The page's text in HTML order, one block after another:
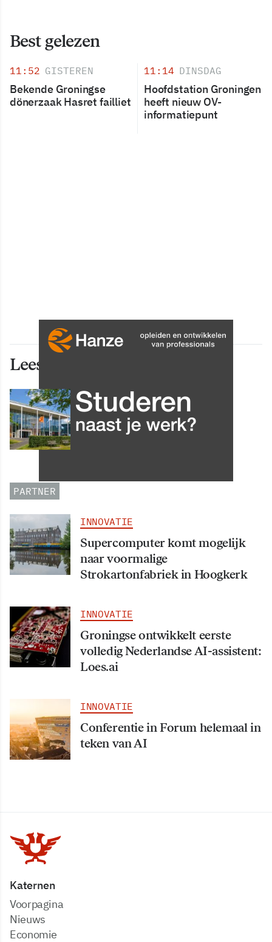
Best gelezen
11:52 GISTEREN
Bekende Groningse
dönerzaak Hasret failliet
11:14 DINSDAG
Hoofdstation Groningen
heeft nieuw OV-
informatiepunt
Lees ook deze artikelen
INNOVATIE
Grip op data en informatie:
Leergang Data en
PARTNER
INNOVATIE
Supercomputer komt mogelijk
naar voormalige
Strokartonfabriek in Hoogkerk
INNOVATIE
Groningse ontwikkelt eerste
volledig Nederlandse AI-assistent:
Loes.ai
INNOVATIE
Conferentie in Forum helemaal in
teken van AI
Katernen
Voorpagina
Nieuws
Economie